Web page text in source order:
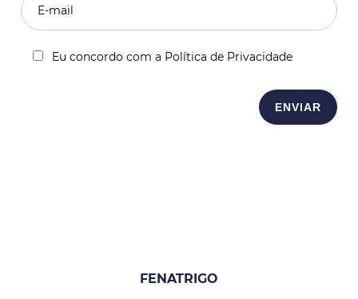
Eu concordo com a Política de Privacidade
FENATRIGO